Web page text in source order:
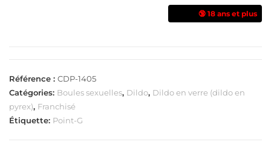
🔞 18 ans et plus
Référence : CDP-1405
Catégories: Boules sexuelles, Dildo, Dildo en verre (dildo en
pyrex), Franchisé
Étiquette: Point-G